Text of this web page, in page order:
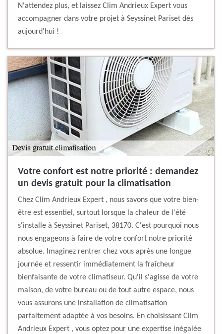
N'attendez plus, et laissez Clim Andrieux Expert vous
accompagner dans votre projet à Seyssinet Pariset dès
aujourd'hui !
Votre confort est notre priorité : demandez
un devis gratuit pour la climatisation
Chez Clim Andrieux Expert , nous savons que votre bien-
être est essentiel, surtout lorsque la chaleur de l'été
s'installe à Seyssinet Pariset, 38170. C'est pourquoi nous
nous engageons à faire de votre confort notre priorité
absolue. Imaginez rentrer chez vous après une longue
journée et ressentir immédiatement la fraîcheur
bienfaisante de votre climatiseur. Qu'il s'agisse de votre
maison, de votre bureau ou de tout autre espace, nous
vous assurons une installation de climatisation
parfaitement adaptée à vos besoins. En choisissant Clim
Andrieux Expert , vous optez pour une expertise inégalée